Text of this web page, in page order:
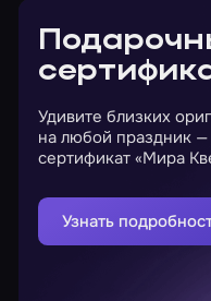
Удивите близких
на любой праздник
сертификат «Мира
Узнать